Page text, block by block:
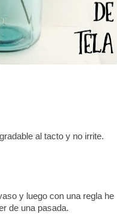
al tacto y no irrite.
y luego con una regla he
de una pasada.